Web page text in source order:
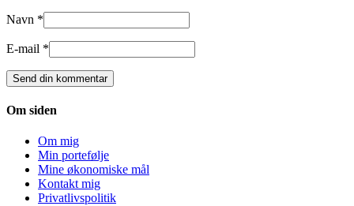
Navn *
E-mail *
Om siden
Om mig
Min portefølje
Mine økonomiske mål
Kontakt mig
Privatlivspolitik